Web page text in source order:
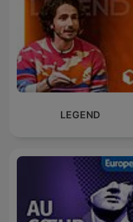
LEGEND